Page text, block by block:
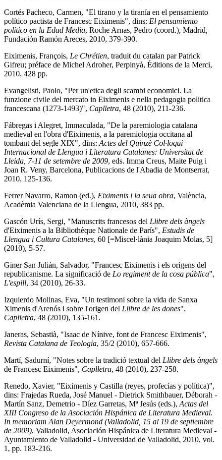
Cortés Pacheco, Carmen, "El tirano y la tiranía en el pensamiento
político pactista de Francesc Eiximenis", dins: El pensamiento
político en la Edad Media, Roche Arnas, Pedro (coord.), Madrid,
Fundación Ramón Areces, 2010, 379-390.
Eiximenis, François, Le Chrétien, traduit du catalan par Patrick
Gifreu; préface de Michel Adroher, Perpinyà, Éditions de la Merci,
2010, 428 pp.
Evangelisti, Paolo, "Per un'etica degli scambi economici. La
funzione civile del mercato in Eiximenis e nella pedagogia politica
francescana (1273-1493)", Caplletra, 48 (2010), 211-236.
Fábregas i Alegret, Immaculada, "De la paremiologia catalana
medieval en l'obra d'Eiximenis, a la paremiologia occitana al
tombant del segle XIX", dins: Actes del Quinzè Col·loqui
Internacional de Llengua i Literatura Catalanes: Universitat de
Lleida, 7-11 de setembre de 2009, eds. Imma Creus, Maite Puig i
Joan R. Veny, Barcelona, Publicacions de l'Abadia de Montserrat,
2010, 125-136.
Ferrer Navarro, Ramon (ed.), Eiximenis i la seua obra, València,
Acadèmia Valenciana de la Llengua, 2010, 383 pp.
Gascón Urís, Sergi, "Manuscrits francesos del Llibre dels àngels
d'Eiximenis a la Bibliothèque Nationale de París", Estudis de
Llengua i Cultura Catalanes, 60 [=Miscel·lània Joaquim Molas, 5]
(2010), 5-57.
Giner San Julián, Salvador, "Francesc Eiximenis i els orígens del
republicanisme. La significació de Lo regiment de la cosa pública",
L'espill, 34 (2010), 26-33.
Izquierdo Molinas, Eva, "Un testimoni sobre la vida de Sanxa
Ximenis d'Arenós i sobre l'origen del Llibre de les dones",
Caplletra, 48 (2010), 135-161.
Janeras, Sebastià, "Isaac de Nínive, font de Francesc Eiximenis",
Revista Catalana de Teologia, 35/2 (2010), 657-666.
Martí, Sadurní, "Notes sobre la tradició textual del Llibre dels àngels
de Francesc Eiximenis", Caplletra, 48 (2010), 237-258.
Renedo, Xavier, "Eiximenis y Castilla (reyes, profecías y política)",
dins: Frajedas Rueda, José Manuel - Dietrick Smithbauer, Déborah -
Martín Sanz, Demetrio - Díez Garretas, Mª Jesús (eds.), Actas del
XIII Congreso de la Asociación Hispánica de Literatura Medieval.
In memoriam Alan Deyermond (Valladolid, 15 al 19 de septiembre
de 2009), Valladolid, Asociación Hispánica de Literatura Medieval -
Ayuntamiento de Valladolid - Universidad de Valladolid, 2010, vol.
1, pp. 183-216.